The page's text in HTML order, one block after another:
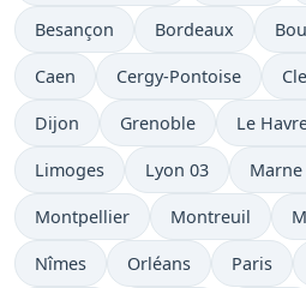
Besançon Bordeaux
Caen Cergy-Pontoise
Dijon Grenoble Le
Limoges Lyon 03 Marne
Montpellier Montreuil
Nîmes Orléans Paris